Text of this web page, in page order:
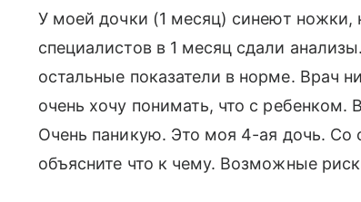
У моей дочки (1 месяц) синеют ножки,
специалистов в 1 месяц сдали
остальные показатели в норме. Врач
очень хочу понимать, что с
Очень паникую. Это моя 4-ая дочь.
объясните что к чему. Возможные